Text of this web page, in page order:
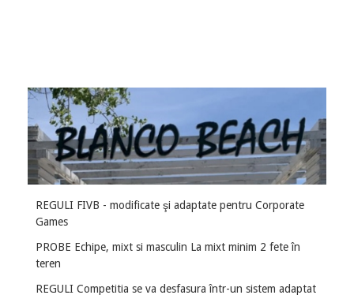
REGULI FIVB - modificate şi adaptate pentru Corporate
Games
PROBE Echipe, mixt si masculin La mixt minim 2 fete în
teren
REGULI Competitia se va desfasura într-un sistem adaptat